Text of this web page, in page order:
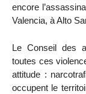
encore
Valencia, à Alto
Le Conseil des
toutes ces
attitude :
occupent le